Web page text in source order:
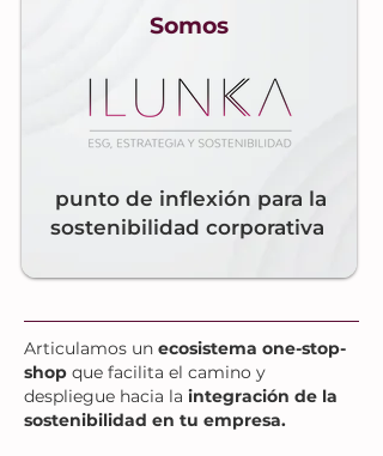
Somos
punto de inflexión para la
sostenibilidad corporativa
Articulamos un ecosistema one-stop-
shop que facilita el camino y
despliegue hacia la integración de la
sostenibilidad en tu empresa.